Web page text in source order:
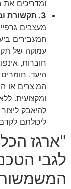
ומדריכים
3. תקשורת ובטחונות שיווקיים:
מעצבים
המעבירים
עמוקה של
חוברות,
היעד. חומרים
המוצרים או
ומקצועית.
להיאבק
ליכולתם
"ארגז
לגבי
המשמשות